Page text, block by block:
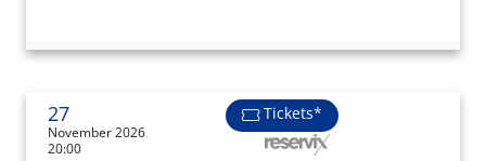
27
November 2026
20:00
Tickets*